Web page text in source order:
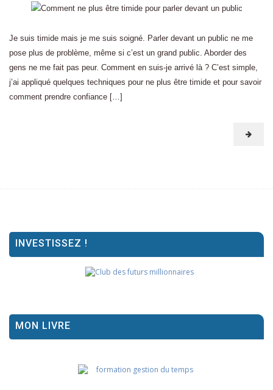
Je suis timide mais je me suis soigné. Parler devant un public ne me
pose plus de problème, même si c’est un grand public. Aborder des
gens ne me fait pas peur. Comment en suis-je arrivé là ? C’est simple,
j’ai appliqué quelques techniques pour ne plus être timide et pour savoir
comment prendre confiance […]
INVESTISSEZ !
MON LIVRE